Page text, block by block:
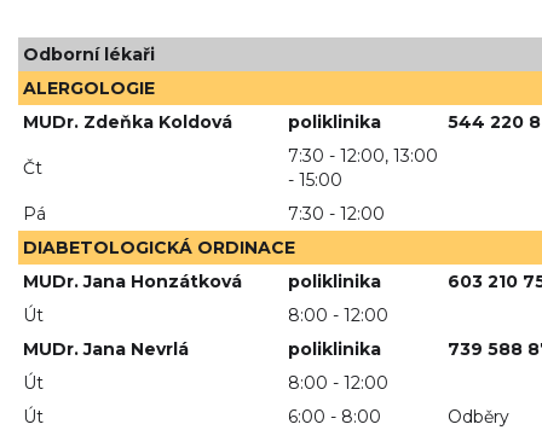
Odborní lékaři
ALERGOLOGIE
MUDr. Zdeňka Koldová
poliklinika 544 220
Čt
7:30 - 12:00, 13:00
- 15:00
Pá
7:30 - 12:00
DIABETOLOGICKÁ ORDINACE
MUDr. Jana Honzátková
poliklinika
603 210
Út
8:00 - 12:00
MUDr. Jana Nevrlá
poliklinika
739 588
Út
8:00 - 12:00
Út
6:00 - 8:00
Odběry